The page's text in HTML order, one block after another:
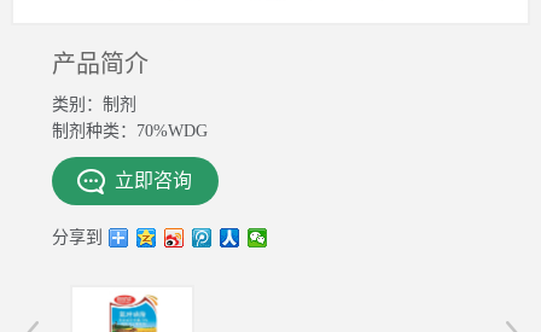
产品简介
类别：制剂
制剂种类：70%WDG
立即咨询
分享到